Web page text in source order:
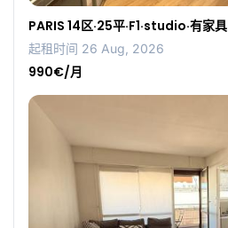
PARIS 14区·25平·F1·studio·有家具
起租时间 26 Aug, 2026
990€/月